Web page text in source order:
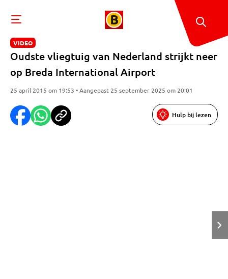
VIDEO
Oudste vliegtuig van Nederland strijkt neer
op Breda International Airport
25 april 2015 om 19:53 • Aangepast 25 september 2025 om 20:01
Hulp bij lezen